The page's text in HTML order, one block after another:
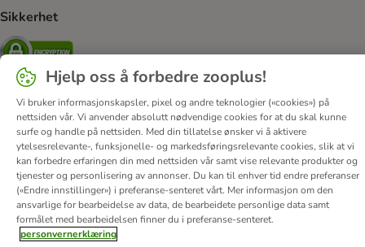
Sikkerhet
Security
Om oss Karriere Corporate Website
Firmainformasjon
DSA
Vilkår & betingelser Personvern
Angre avtalen her
Kontakt
Frakt & levering
Betalingsmetoder
Tilgjengelighetserklæring
© zooplus SE2026
Hjelp oss å forbedre zooplus!
Vi bruker informasjonskapsler, pixel og andre teknologier («cookies») på
nettsiden vår. Vi anvender absolutt nødvendige cookies for at du skal kunne
surfe og handle på nettsiden. Med din tillatelse ønsker vi å aktivere
ytelsesrelevante-, funksjonelle- og markedsføringsrelevante cookies, slik at vi
kan forbedre erfaringen din med nettsiden vår samt vise relevante produkter og
tjenester og personlisering av annonser. Du kan til enhver tid endre preferanser
(«Endre innstillinger») i preferanse-senteret vårt. Mer informasjon om den
ansvarlige for bearbeidelse av data, de bearbeidete personlige data samt
formålet med bearbeidelsen finner du i preferanse-senteret.
personvernerklæring